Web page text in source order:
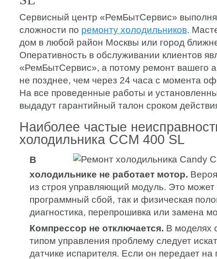
Сервисный центр «РемБытСервис»
сложности по ремонту холодильников.
дом в любой район Москвы или город
Оперативность в обслуживании клиентов
«РемБытСервис», а потому ремонт вашего
не позднее, чем через 24 часа с момента
На все проведенные работы и
выдадут гарантийный талон сроком
Наиболее частые
холодильника CCM 400 SL
В
холодильнике не работает мотор.
из строя управляющий модуль. Это может
программный сбой, так и физическая
диагностика, перепрошивка или замена
Компрессор не отключается. В моделях
типом управления проблему следует
датчике испарителя. Если он передает на